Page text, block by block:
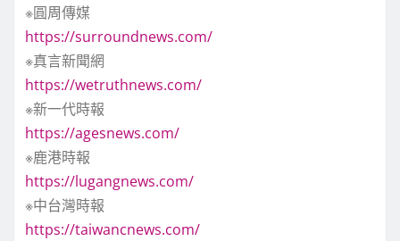
※圓周傳媒
https://surroundnews.com/
※真言新聞網
https://wetruthnews.com/
※新一代時報
https://agesnews.com/
※鹿港時報
https://lugangnews.com/
※中台灣時報
https://taiwancnews.com/